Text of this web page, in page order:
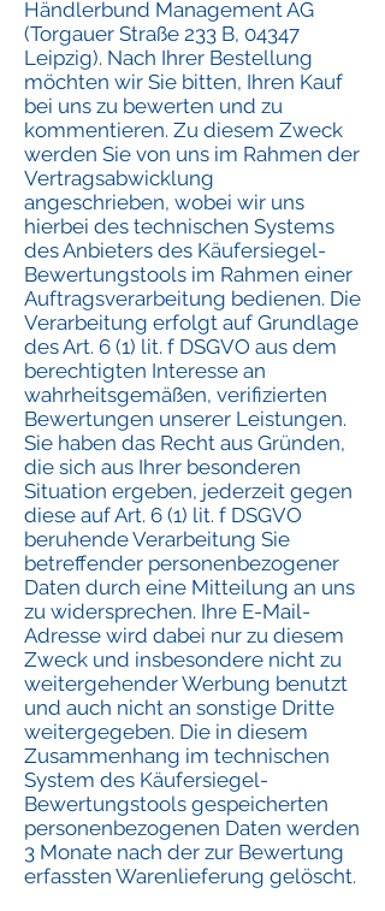
Händlerbund Management AG
(Torgauer Straße 233 B, 04347
Leipzig). Nach Ihrer Bestellung
möchten wir Sie bitten, Ihren Kauf
bei uns zu bewerten und zu
kommentieren. Zu diesem Zweck
werden Sie von uns im Rahmen der
Vertragsabwicklung
angeschrieben, wobei wir uns
hierbei des technischen Systems
des Anbieters des Käufersiegel-
Bewertungstools im Rahmen einer
Auftragsverarbeitung bedienen. Die
Verarbeitung erfolgt auf Grundlage
des Art. 6 (1) lit. f DSGVO aus dem
berechtigten Interesse an
wahrheitsgemäßen, verifizierten
Bewertungen unserer Leistungen.
Sie haben das Recht aus Gründen,
die sich aus Ihrer besonderen
Situation ergeben, jederzeit gegen
diese auf Art. 6 (1) lit. f DSGVO
beruhende Verarbeitung Sie
betreffender personenbezogener
Daten durch eine Mitteilung an uns
zu widersprechen. Ihre E-Mail-
Adresse wird dabei nur zu diesem
Zweck und insbesondere nicht zu
weitergehender Werbung benutzt
und auch nicht an sonstige Dritte
weitergegeben. Die in diesem
Zusammenhang im technischen
System des Käufersiegel-
Bewertungstools gespeicherten
personenbezogenen Daten werden
3 Monate nach der zur Bewertung
erfassten Warenlieferung gelöscht.